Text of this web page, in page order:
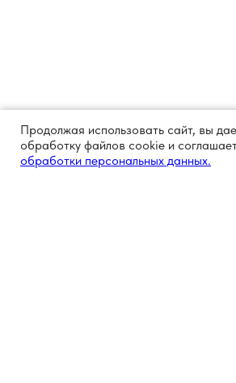
Продолжая использовать сайт, вы
обработку файлов cookie и
обработки персональных данных.